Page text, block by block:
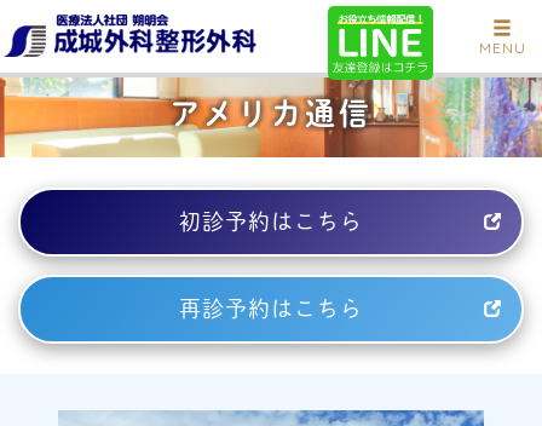
MENU
アメリカ通信
初診予約はこちら
再診予約はこちら